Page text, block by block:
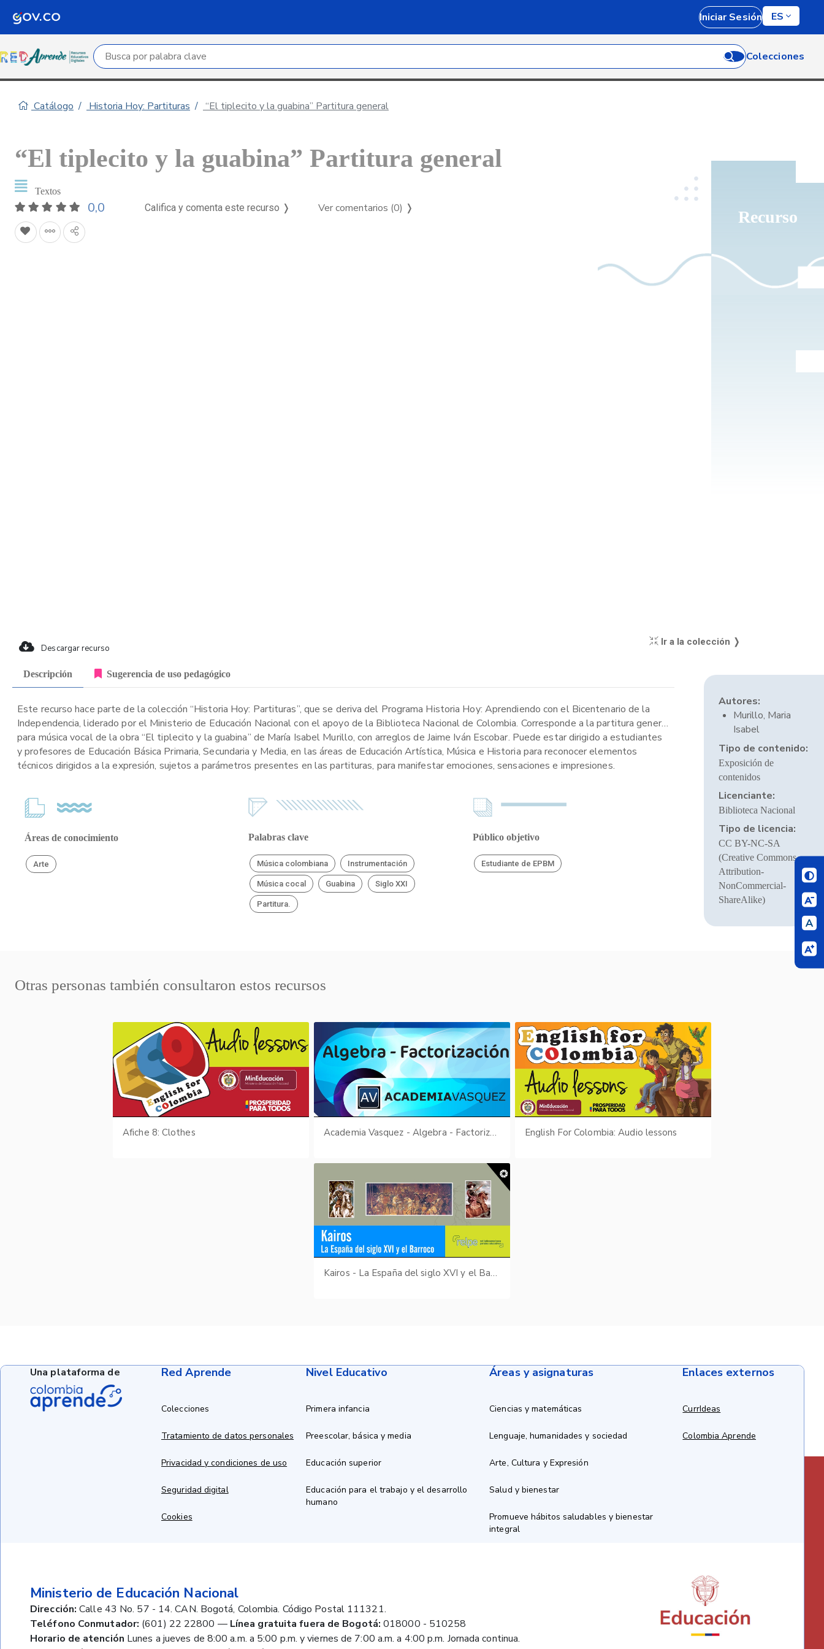
Iniciar Sesión ES
Campo de búsqueda por palabra clave Colecciones
Catálogo Historia Hoy: Partituras “El tiplecito y la guabina” Partitura general
Recurso
“El tiplecito y la guabina” Partitura general
Textos
0,0 Califica y comenta este recurso ❭ Ver comentarios (0) ❭
Descargar recurso
Ir a la colección ❭
Descripción Sugerencia de uso pedagógico
Este recurso hace parte de la colección “Historia Hoy: Partituras”, que se deriva del Programa Historia Hoy: Aprendiendo con el Bicentenario de la
Independencia, liderado por el Ministerio de Educación Nacional con el apoyo de la Biblioteca Nacional de Colombia. Corresponde a la partitura general
para música vocal de la obra “El tiplecito y la guabina” de María Isabel Murillo, con arreglos de Jaime Iván Escobar. Puede estar dirigido a estudiantes
y profesores de Educación Básica Primaria, Secundaria y Media, en las áreas de Educación Artística, Música e Historia para reconocer elementos
técnicos dirigidos a la expresión, sujetos a parámetros presentes en las partituras, para manifestar emociones, sensaciones e impresiones.
Áreas de conocimiento
Arte
Palabras clave
Música colombiana Instrumentación
Música cocal Guabina Siglo XXI
Partitura.
Público objetivo
Estudiante de EPBM
Autores:
Murillo, Maria
Isabel
Tipo de contenido:
Exposición de
contenidos
Licenciante:
Biblioteca Nacional
Tipo de licencia:
CC BY-NC-SA
(Creative Commons
Attribution-
NonCommercial-
ShareAlike)
Otras personas también consultaron estos recursos
Afiche 8: Clothes Academia Vasquez - Algebra - Factorización English For Colombia: Audio lessons
Kairos - La España del siglo XVI y el Barroco
Red Aprende
Colecciones
Tratamiento de datos personales
Privacidad y condiciones de uso
Seguridad digital
Cookies
Nivel Educativo
Primera infancia
Preescolar, básica y media
Educación superior
Educación para el trabajo y el desarrollo
humano
Áreas y asignaturas
Ciencias y matemáticas
Lenguaje, humanidades y sociedad
Arte, Cultura y Expresión
Salud y bienestar
Promueve hábitos saludables y bienestar
integral
Enlaces externos
CurrIdeas
Colombia Aprende
Ministerio de Educación Nacional
Dirección: Calle 43 No. 57 - 14. CAN. Bogotá, Colombia. Código Postal 111321.
Teléfono Conmutador: (601) 22 22800 — Línea gratuita fuera de Bogotá: 018000 - 510258
Horario de atención Lunes a jueves de 8:00 a.m. a 5:00 p.m. y viernes de 7:00 a.m. a 4:00 p.m. Jornada continua.
Una plataforma de